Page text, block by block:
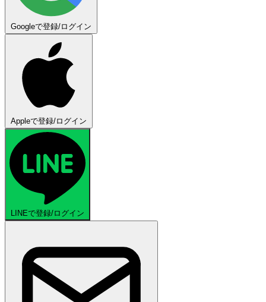
Googleで登録/ログイン
Appleで登録/ログイン
LINEで登録/ログイン